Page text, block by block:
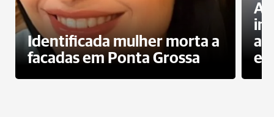
Identificada mulher morta a
facadas em Ponta Grossa